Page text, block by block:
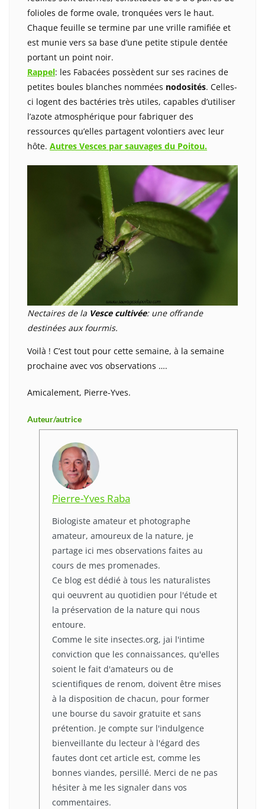
folioles de forme ovale, tronquées vers le haut.
Chaque feuille se termine par une vrille ramifiée et
est munie vers sa base d’une petite stipule dentée
portant un point noir.
Rappel: les Fabacées possèdent sur ses racines de
petites boules blanches nommées nodosités. Celles-
ci logent des bactéries très utiles, capables d’utiliser
l’azote atmosphérique pour fabriquer des
ressources qu’elles partagent volontiers avec leur
hôte. Autres Vesces par sauvages du Poitou.
Nectaires de la Vesce cultivée: une offrande
destinées aux fourmis.
Voilà ! C’est tout pour cette semaine, à la semaine
prochaine avec vos observations ….
Amicalement, Pierre-Yves.
Auteur/autrice
Pierre-Yves Raba
Biologiste amateur et photographe
amateur, amoureux de la nature, je
partage ici mes observations faites au
cours de mes promenades.
Ce blog est dédié à tous les naturalistes
qui oeuvrent au quotidien pour l'étude et
la préservation de la nature qui nous
entoure.
Comme le site insectes.org, jai l'intime
conviction que les connaissances, qu'elles
soient le fait d'amateurs ou de
scientifiques de renom, doivent être mises
à la disposition de chacun, pour former
une bourse du savoir gratuite et sans
prétention. Je compte sur l'indulgence
bienveillante du lecteur à l'égard des
fautes dont cet article est, comme les
bonnes viandes, persillé. Merci de ne pas
hésiter à me les signaler dans vos
commentaires.